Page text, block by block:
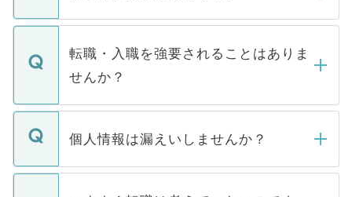
ます。通常、5営業日以内にはご連絡をせて
いただきますので、しばらくお待ちくださ
い。
マイナビDOCTORで取り扱っている求人の
うち約3割は、Webサイトからご覧いただ
けない「非公開求人」です。非公開求人は
下記の理由によって、一般には公開してい
ません。
■応募殺到を避けるため 人気のある医療機
関を公にしてしまうと、応募が殺到する場
転職・入職を強要されることはありま
せんか？
転職・入職を強要することは一切ありませ
ん。また、仮に応募先から内定をいただい
定を承諾する必要はありません。内定先へ
の辞退の連絡はキャリアパートナーが行い
個人情報は漏えいしませんか？
個人情報が漏えいすることはありませんの